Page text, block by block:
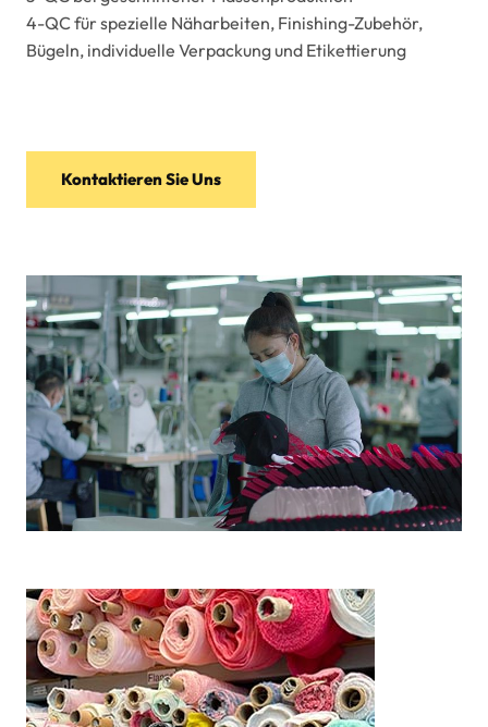
4-QC für spezielle Näharbeiten, Finishing-Zubehör,
Bügeln, individuelle Verpackung und Etikettierung
Kontaktieren Sie Uns